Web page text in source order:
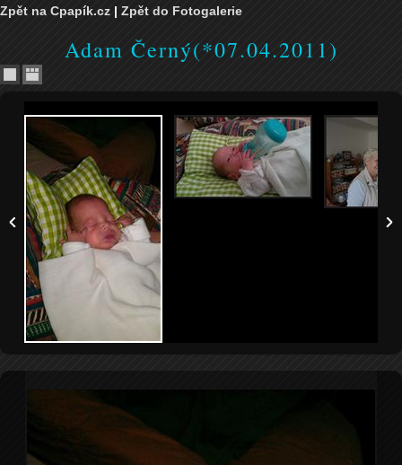
Zpět na Cpapík.cz | Zpět do Fotogalerie
Adam Černý(*07.04.2011)